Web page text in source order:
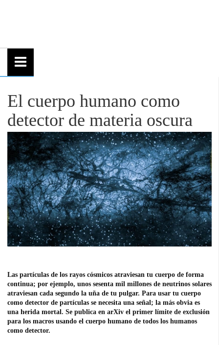
El cuerpo humano como
detector de materia oscura
Las partículas de los rayos cósmicos atraviesan tu cuerpo de forma
continua; por ejemplo, unos sesenta mil millones de neutrinos solares
atraviesan cada segundo la uña de tu pulgar. Para usar tu cuerpo
como detector de partículas se necesita una señal; la más obvia es
una herida mortal. Se publica en arXiv el primer límite de exclusión
para los macros usando el cuerpo humano de todos los humanos
como detector.